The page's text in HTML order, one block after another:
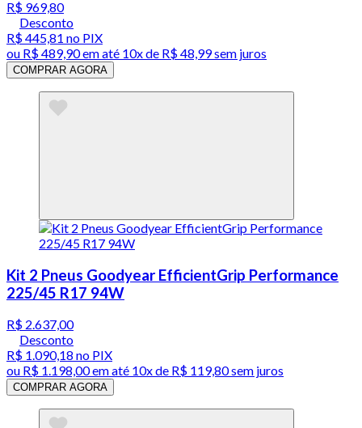
R$ 969,80
Desconto
R$ 445,81 no PIX
ou R$ 489,90em até 10x de R$ 48,99 sem juros
COMPRAR AGORA
Kit 2 Pneus Goodyear EfficientGrip Performance
225/45 R17 94W
R$ 2.637,00
Desconto
R$ 1.090,18 no PIX
ou R$ 1.198,00em até 10x de R$ 119,80 sem juros
COMPRAR AGORA